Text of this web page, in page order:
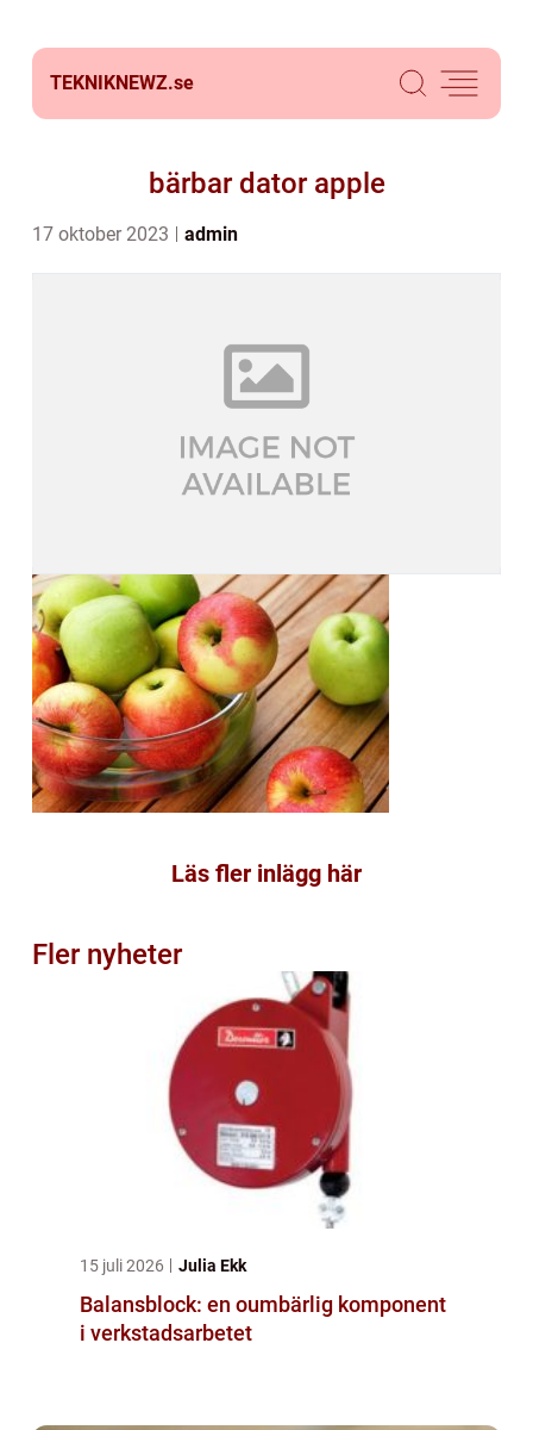
TEKNIKNEWZ.se
bärbar dator apple
17 oktober 2023 admin
Läs fler inlägg här
Fler nyheter
15 juli 2026 Julia Ekk
Balansblock: en oumbärlig komponent
i verkstadsarbetet